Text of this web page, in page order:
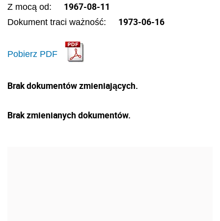
Z mocą od: 1967-08-11
Dokument traci ważność: 1973-06-16
Pobierz PDF
Brak dokumentów zmieniających.
Brak zmienianych dokumentów.